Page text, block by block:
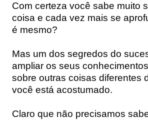
Com certeza você sabe muito
coisa e cada vez mais se
é mesmo?
Mas um dos segredos do
ampliar os seus
sobre outras coisas diferentes
você está acostumado.
Claro que não precisamos